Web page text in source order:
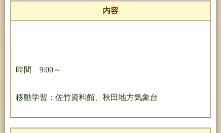
内容
時間 9:00～
移動学習：佐竹資料館、秋田地方気象台